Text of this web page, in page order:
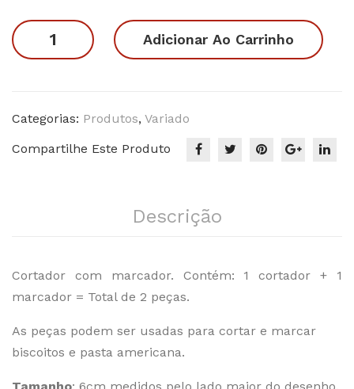
nho
Bas
set
era:
R$19.90.
é:
R$15.90.
Biscoito
ou
Adicionar Ao Carrinho
Categorias: Produtos, Variado
Compartilhe Este Produto
Descrição
Cortador com marcador. Contém: 1 cortador + 1
marcador = Total de 2 peças.
As peças podem ser usadas para cortar e marcar
biscoitos e pasta americana.